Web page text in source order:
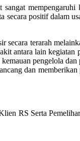
mempengaruhi
positif dalam
terarah
antara lain kegiatan
pengelola
dan
RS Serta